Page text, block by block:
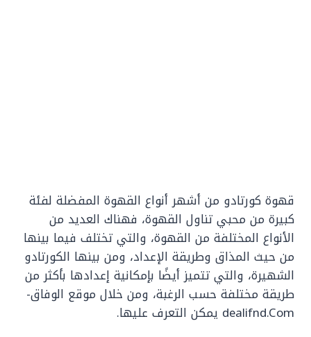
قهوة كورتادو من أشهر أنواع القهوة المفضلة لفئة
كبيرة من محبي تناول القهوة، فهناك العديد من
الأنواع المختلفة من القهوة، والتي تختلف فيما بينها
من حيث المذاق وطريقة الإعداد، ومن بينها الكورتادو
الشهيرة، والتي تتميز أيضًا بإمكانية إعدادها بأكثر من
طريقة مختلفة حسب الرغبة، ومن خلال موقع الوفاق-
dealifnd.Com يمكن التعرف عليها.